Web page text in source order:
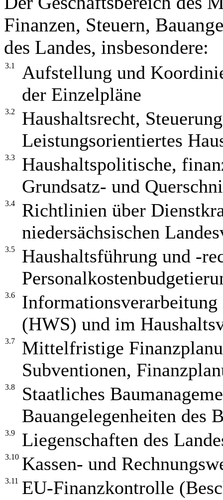
Finanzen, Steuern,
des Landes, insbesondere:
3.1
Aufstellung und
der Einzelpläne
3.2
Haushaltsrecht,
Leistungsorientiertes
3.3
Haushaltspolitische,
Grundsatz- und
3.4
Richtlinien über
niedersächsischen
3.5
Haushaltsführung und -
3.6
(HWS) und im
3.7
Mittelfristige
Subventionen,
3.8
Staatliches
Bauangelegenheiten des
3.9 Liegenschaften des
3.10 Kassen- und
3.11 EU-Finanzkontrolle